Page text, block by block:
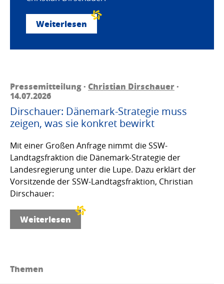
Weiterlesen
Pressemitteilung · Christian Dirschauer·
14.07.2026
Dirschauer: Dänemark-Strategie muss
zeigen, was sie konkret bewirkt
Mit einer Großen Anfrage nimmt die SSW-
Landtagsfraktion die Dänemark-Strategie der
Landesregierung unter die Lupe. Dazu erklärt der
Vorsitzende der SSW-Landtagsfraktion, Christian
Dirschauer:
Weiterlesen
Themen